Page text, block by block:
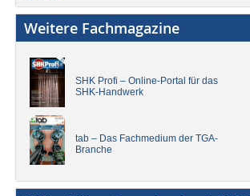
Weitere Fachmagazine
SHK Profi – Online-Portal für das
SHK-Handwerk
tab – Das Fachmedium der TGA-
Branche